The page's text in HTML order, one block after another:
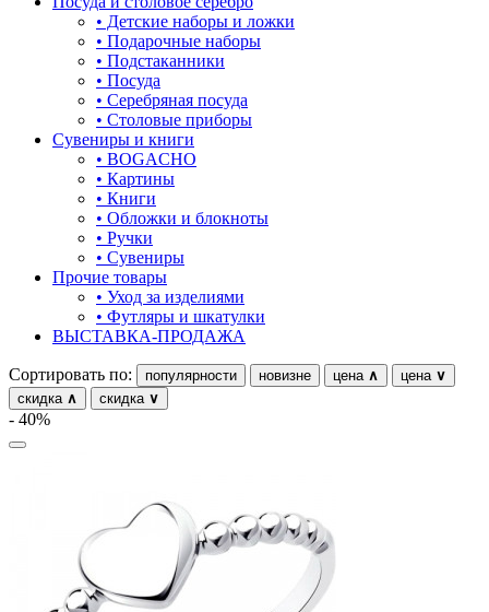
один камень
под гравировку
подкова
предметы
прямоугольник
птицы
ремни
ромб
сердце
слова
• Детские наборы и ложки
• Подарочные наборы
• Подстаканники
• Посуда
• Серебряная посуда
• Столовые приборы
Сувениры и книги
• BOGACHO
• Картины
• Книги
• Обложки и блокноты
• Ручки
• Сувениры
Прочие товары
• Уход за изделиями
• Футляры и шкатулки
ВЫСТАВКА-ПРОДАЖА
Сортировать по: популярности новизне цена ∧ цена ∨
скидка ∧ скидка ∨
- 40%